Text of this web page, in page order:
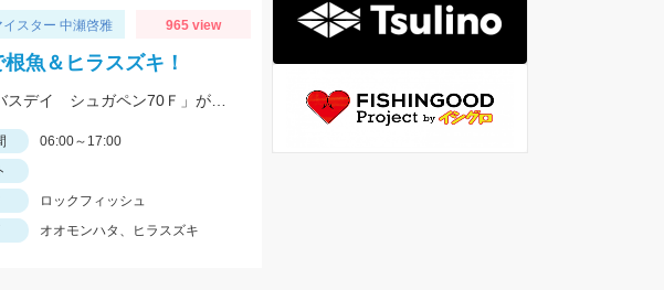
スター 中瀬啓雅 965 view
魚＆ヒラスズキ！
06:00～17:00
ロックフィッシュ
オオモンハタ、ヒラスズキ